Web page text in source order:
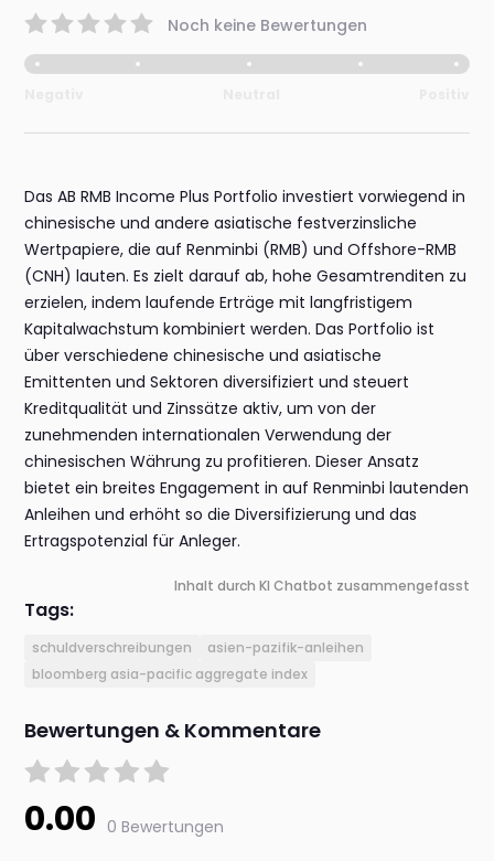
Noch keine Bewertungen
Das AB RMB Income Plus Portfolio investiert vorwiegend in
chinesische und andere asiatische festverzinsliche
Wertpapiere, die auf Renminbi (RMB) und Offshore-RMB
(CNH) lauten. Es zielt darauf ab, hohe Gesamtrenditen zu
erzielen, indem laufende Erträge mit langfristigem
Kapitalwachstum kombiniert werden. Das Portfolio ist
über verschiedene chinesische und asiatische
Emittenten und Sektoren diversifiziert und steuert
Kreditqualität und Zinssätze aktiv, um von der
zunehmenden internationalen Verwendung der
chinesischen Währung zu profitieren. Dieser Ansatz
bietet ein breites Engagement in auf Renminbi lautenden
Anleihen und erhöht so die Diversifizierung und das
Ertragspotenzial für Anleger.
Inhalt durch KI Chatbot zusammengefasst
Tags:
schuldverschreibungen
asien-pazifik-anleihen
bloomberg asia-pacific aggregate index
Bewertungen & Kommentare
0.00 0 Bewertungen